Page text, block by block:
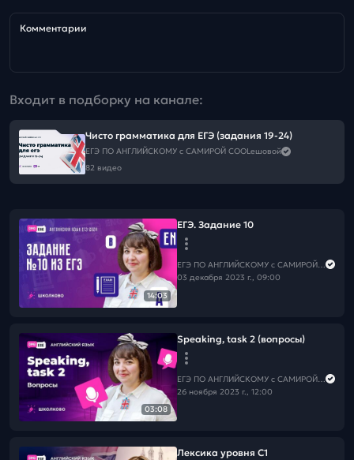
Комментарии
Входит в подборку на канале:
Чисто грамматика для ЕГЭ (задания 19-24)
ЕГЭ ПО АНГЛИЙСКОМУ с САМИРОЙ COOLешовой
82 видео
14:03
ЕГЭ. Задание 10
ЕГЭ ПО АНГЛИЙСКОМУ с САМИРОЙ COOLешовой
03 декабря 2023 г., 09:00
03:08
Speaking, task 2 (вопросы)
ЕГЭ ПО АНГЛИЙСКОМУ с САМИРОЙ COOLешовой
26 ноября 2023 г., 12:00
Лексика уровня С1